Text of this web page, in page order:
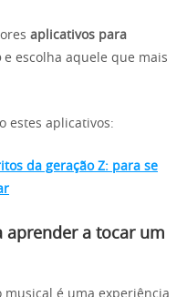
aplicativos para
e escolha aquele que mais
estes aplicativos:
da geração Z: para se
aprender a tocar um
é uma experiência